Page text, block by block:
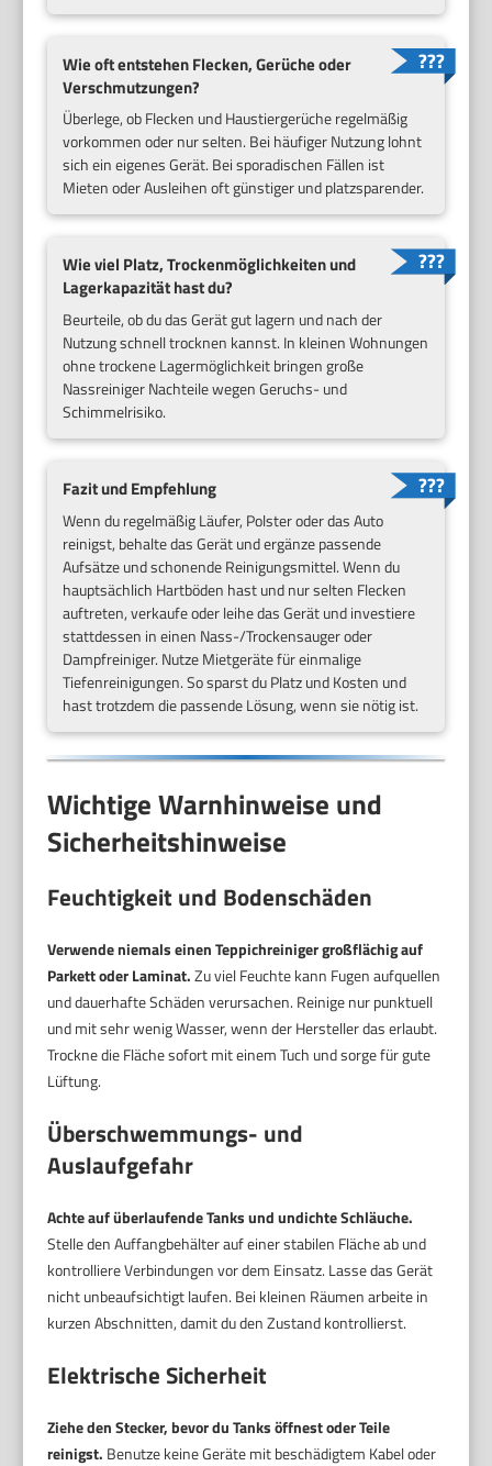
Wie oft entstehen Flecken, Gerüche oder
Verschmutzungen?
Überlege, ob Flecken und Haustiergerüche regelmäßig
vorkommen oder nur selten. Bei häufiger Nutzung lohnt
sich ein eigenes Gerät. Bei sporadischen Fällen ist
Mieten oder Ausleihen oft günstiger und platzsparender.
Wie viel Platz, Trockenmöglichkeiten und
Lagerkapazität hast du?
Beurteile, ob du das Gerät gut lagern und nach der
Nutzung schnell trocknen kannst. In kleinen Wohnungen
ohne trockene Lagermöglichkeit bringen große
Nassreiniger Nachteile wegen Geruchs- und
Schimmelrisiko.
Fazit und Empfehlung
Wenn du regelmäßig Läufer, Polster oder das Auto
reinigst, behalte das Gerät und ergänze passende
Aufsätze und schonende Reinigungsmittel. Wenn du
hauptsächlich Hartböden hast und nur selten Flecken
auftreten, verkaufe oder leihe das Gerät und investiere
stattdessen in einen Nass-/Trockensauger oder
Dampfreiniger. Nutze Mietgeräte für einmalige
Tiefenreinigungen. So sparst du Platz und Kosten und
hast trotzdem die passende Lösung, wenn sie nötig ist.
Wichtige Warnhinweise und
Sicherheitshinweise
Feuchtigkeit und Bodenschäden
Verwende niemals einen Teppichreiniger großflächig auf
Parkett oder Laminat.Zu viel Feuchte kann Fugen aufquellen
und dauerhafte Schäden verursachen. Reinige nur punktuell
und mit sehr wenig Wasser, wenn der Hersteller das erlaubt.
Trockne die Fläche sofort mit einem Tuch und sorge für gute
Lüftung.
Überschwemmungs- und
Auslaufgefahr
Achte auf überlaufende Tanks und undichte Schläuche.
Stelle den Auffangbehälter auf einer stabilen Fläche ab und
kontrolliere Verbindungen vor dem Einsatz. Lasse das Gerät
nicht unbeaufsichtigt laufen. Bei kleinen Räumen arbeite in
kurzen Abschnitten, damit du den Zustand kontrollierst.
Elektrische Sicherheit
Ziehe den Stecker, bevor du Tanks öffnest oder Teile
reinigst. Benutze keine Geräte mit beschädigtem Kabel oder